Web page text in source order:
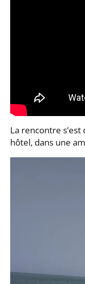
La rencontre
hôtel, dans une